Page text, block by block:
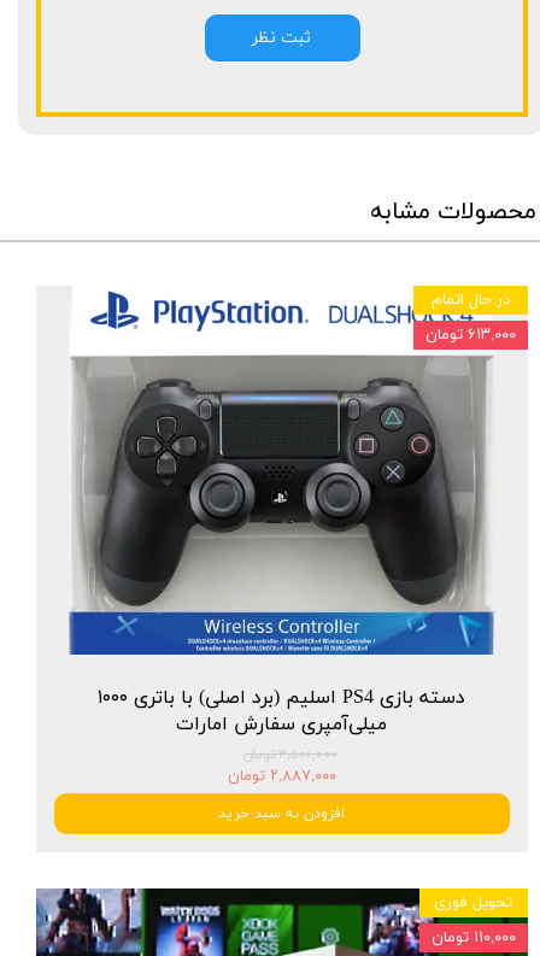
ثبت نظر
محصولات مشابه
دسته بازی PS4 اسلیم (برد اصلی) با باتری ۱۰۰۰
میلی‌آمپری سفارش امارات
۳,۵۰۰,۰۰۰ تومان
۲,۸۸۷,۰۰۰ تومان
افزودن به سبد خرید
در حال اتمام
۶۱۳,۰۰۰ تومان
تحویل فوری
۱۱۰,۰۰۰ تومان